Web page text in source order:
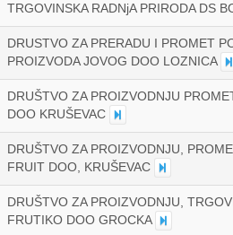
TRGOVINSKA RADNjA PRIRODA DS
DRUSTVO ZA PRERADU I PROMET
PROIZVODA JOVOG DOO LOZNICA
DRUŠTVO ZA PROIZVODNJU
DOO KRUŠEVAC
DRUŠTVO ZA PROIZVODNJU,
FRUIT DOO, KRUŠEVAC
DRUŠTVO ZA PROIZVODNJU,
FRUTIKO DOO GROCKA